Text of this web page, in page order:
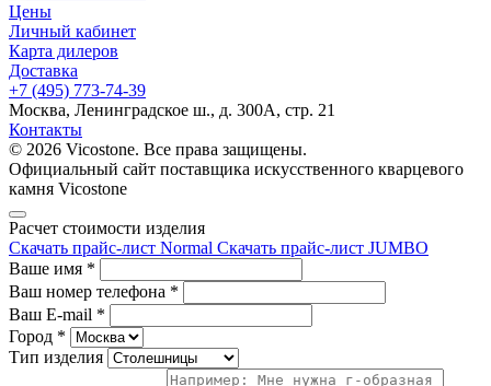
Цены
Личный кабинет
Карта дилеров
Доставка
+7 (495) 773-74-39
Москва, Ленинградское ш., д. 300А, стр. 21
Контакты
© 2026 Vicostone. Все права защищены.
Официальный сайт поставщика искусственного кварцевого
камня Vicostone
Расчет стоимости изделия
Скачать прайс-лист Normal Скачать прайс-лист JUMBO
Ваше имя *
Ваш номер телефона *
Ваш E-mail *
Город *
Тип изделия